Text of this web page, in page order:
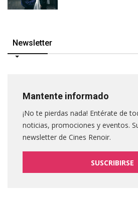
Newsletter
Mantente informado
¡No te pierdas nada! Entérate de
noticias, promociones y eventos.
newsletter de Cines Renoir.
SUSCRIBIRSE